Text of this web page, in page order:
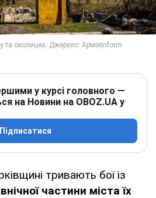
у курсі головного —
на Новини на OBOZ.UA у
Підписатися
тривають бої із
частини міста їх